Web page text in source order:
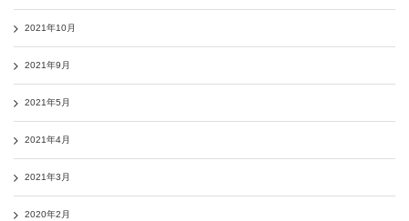
2021年10月
2021年9月
2021年5月
2021年4月
2021年3月
2020年2月